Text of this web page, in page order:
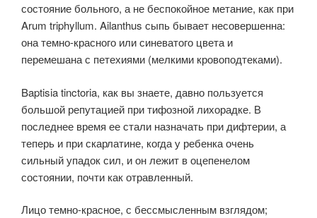
состояние больного, а не беспокойное метание, как при
Arum triphyllum. Ailanthus сыпь бывает несовершенна:
она темно-красного или синеватого цвета и
перемешана с петехиями (мелкими кровоподтеками).
Baptisia tinctoria, как вы знаете, давно пользуется
большой репутацией при тифозной лихорадке. В
последнее время ее стали назначать при дифтерии, а
теперь и при скарлатине, когда у ребенка очень
сильный упадок сил, и он лежит в оцепенелом
состоянии, почти как отравленный.
Лицо темно-красное, с бессмысленным взглядом;